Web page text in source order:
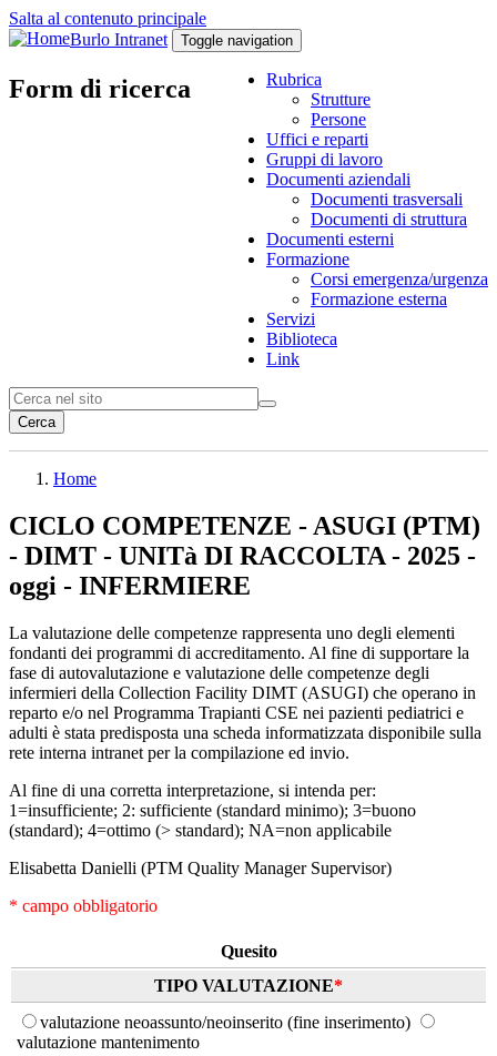
Salta al contenuto principale
Burlo Intranet
Toggle navigation
Rubrica
Strutture
Persone
Uffici e reparti
Gruppi di lavoro
Documenti aziendali
Documenti trasversali
Documenti di struttura
Documenti esterni
Formazione
Corsi emergenza/urgenza
Formazione esterna
Servizi
Biblioteca
Link
Form di ricerca
Cerca
Home
CICLO COMPETENZE - ASUGI (PTM)
- DIMT - UNITà DI RACCOLTA - 2025 -
oggi - INFERMIERE
La valutazione delle competenze rappresenta uno degli elementi
fondanti dei programmi di accreditamento. Al fine di supportare la
fase di autovalutazione e valutazione delle competenze degli
infermieri della Collection Facility DIMT (ASUGI) che operano in
reparto e/o nel Programma Trapianti CSE nei pazienti pediatrici e
adulti è stata predisposta una scheda informatizzata disponibile sulla
rete interna intranet per la compilazione ed invio.
Al fine di una corretta interpretazione, si intenda per:
1=insufficiente; 2: sufficiente (standard minimo); 3=buono
(standard); 4=ottimo (> standard); NA=non applicabile
Elisabetta Danielli (PTM Quality Manager Supervisor)
* campo obbligatorio
Quesito
TIPO VALUTAZIONE*
valutazione neoassunto/neoinserito (fine inserimento)
valutazione mantenimento